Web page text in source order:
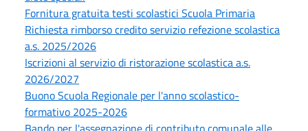
Fornitura gratuita testi scolastici Scuola Primaria
Richiesta rimborso credito servizio refezione scolastica
a.s. 2025/2026
Iscrizioni al servizio di ristorazione scolastica a.s.
2026/2027
Buono Scuola Regionale per l'anno scolastico-
formativo 2025-2026